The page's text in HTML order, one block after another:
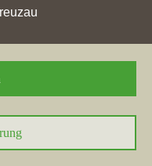
auf ihrer Homepage
Platz 997 auf Platz 7
in Rheinböllen